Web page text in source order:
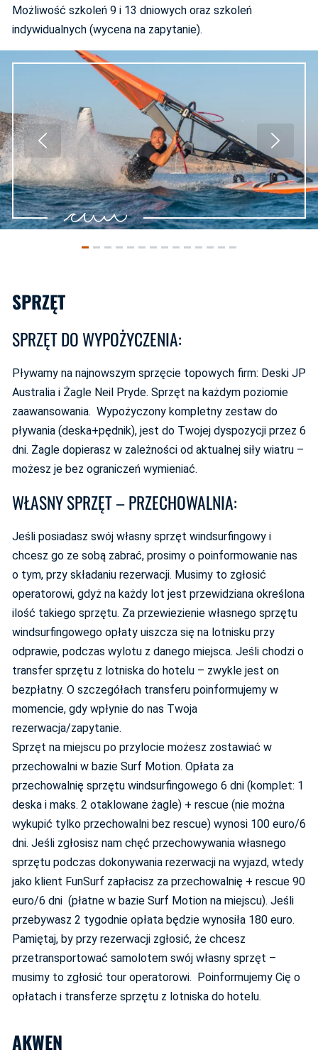
Możliwość szkoleń 9 i 13 dniowych oraz szkoleń
indywidualnych (wycena na zapytanie).
SPRZĘT
SPRZĘT DO WYPOŻYCZENIA:
Pływamy na najnowszym sprzęcie topowych firm: Deski JP
Australia i Żagle Neil Pryde. Sprzęt na każdym poziomie
zaawansowania. Wypożyczony kompletny zestaw do
pływania (deska+pędnik), jest do Twojej dyspozycji przez 6
dni. Żagle dopierasz w zależności od aktualnej siły wiatru –
możesz je bez ograniczeń wymieniać.
WŁASNY SPRZĘT – PRZECHOWALNIA:
Jeśli posiadasz swój własny sprzęt windsurfingowy i
chcesz go ze sobą zabrać, prosimy o poinformowanie nas
o tym, przy składaniu rezerwacji. Musimy to zgłosić
operatorowi, gdyż na każdy lot jest przewidziana określona
ilość takiego sprzętu. Za przewiezienie własnego sprzętu
windsurfingowego opłaty uiszcza się na lotnisku przy
odprawie, podczas wylotu z danego miejsca. Jeśli chodzi o
transfer sprzętu z lotniska do hotelu – zwykle jest on
bezpłatny. O szczegółach transferu poinformujemy w
momencie, gdy wpłynie do nas Twoja
rezerwacja/zapytanie.
Sprzęt na miejscu po przylocie możesz zostawiać w
przechowalni w bazie Surf Motion. Opłata za
przechowalnię sprzętu windsurfingowego 6 dni (komplet: 1
deska i maks. 2 otaklowane żagle) + rescue (nie można
wykupić tylko przechowalni bez rescue) wynosi 100 euro/6
dni. Jeśli zgłosisz nam chęć przechowywania własnego
sprzętu podczas dokonywania rezerwacji na wyjazd, wtedy
jako klient FunSurf zapłacisz za przechowalnię + rescue 90
euro/6 dni (płatne w bazie Surf Motion na miejscu). Jeśli
przebywasz 2 tygodnie opłata będzie wynosiła 180 euro.
Pamiętaj, by przy rezerwacji zgłosić, że chcesz
przetransportować samolotem swój własny sprzęt –
musimy to zgłosić tour operatorowi. Poinformujemy Cię o
opłatach i transferze sprzętu z lotniska do hotelu.
AKWEN